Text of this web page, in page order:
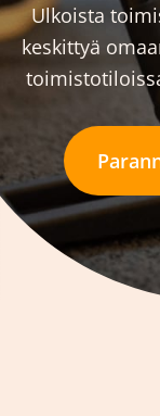
Ulkoista
keskittyä